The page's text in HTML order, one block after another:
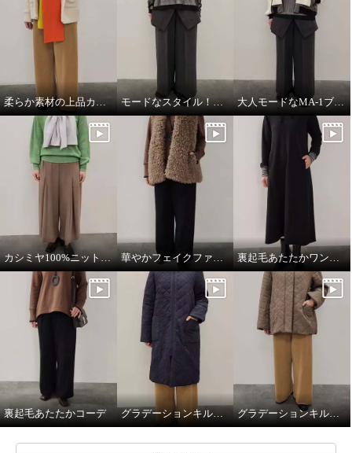
柔らか素材の上品カジュアルスタイル モードなスタイル！ワントーンコーデ 大人モードなMA-1ブルゾン
カシミヤ100%ニットマフラー
裏起毛あたたかコーデ グラデーションキルトロングコート グラデーションキルトミドル丈コート